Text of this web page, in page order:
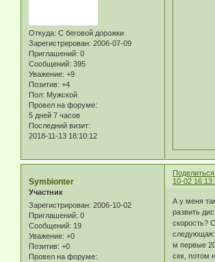
Откуда: С беговой дорожки
Зарегистрирован: 2006-07-09
Приглашений: 0
Сообщений: 395
Уважение: +9
Позитив: +4
Пол: Мужской
Провел на форуме:
5 дней 7 часов
Последний визит:
2018-11-13 18:10:12
Поделиться
10-02
Symbionter
Участник
Зарегистрирован: 2006-10-02
Приглашений: 0
Сообщений: 19
Уважение: +0
Позитив: +0
Провел на форуме:
А у меня
развить
скорость?
следующая:
м первые
сек, потом